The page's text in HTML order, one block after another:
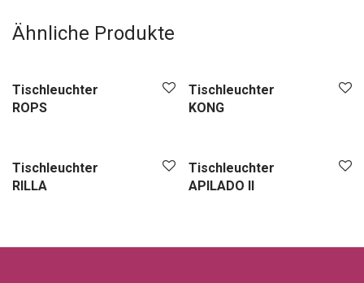
Ähnliche Produkte
Tischleuchter
ROPS
Tischleuchter
KONG
Tischleuchter
RILLA
Tischleuchter
APILADO II